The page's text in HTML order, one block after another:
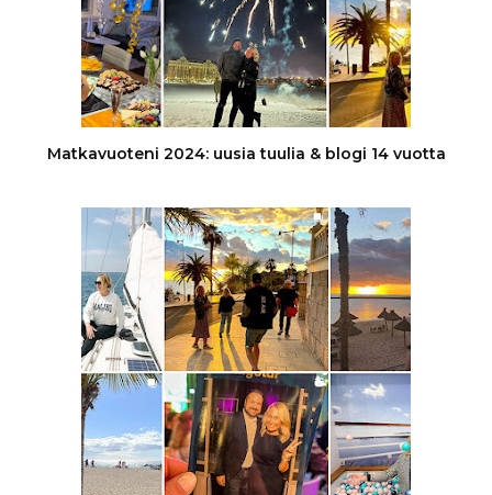
Matkavuoteni 2024: uusia tuulia & blogi 14 vuotta